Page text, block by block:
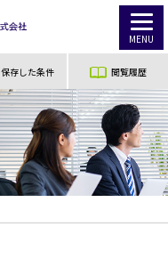
MENU
保存した条件 閲覧履歴